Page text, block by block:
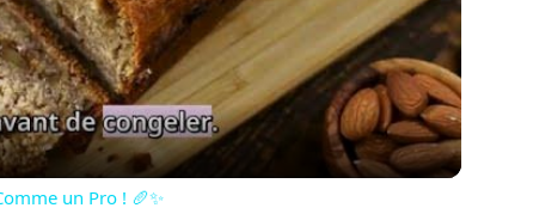
Video
un Pro ! 🥖✨